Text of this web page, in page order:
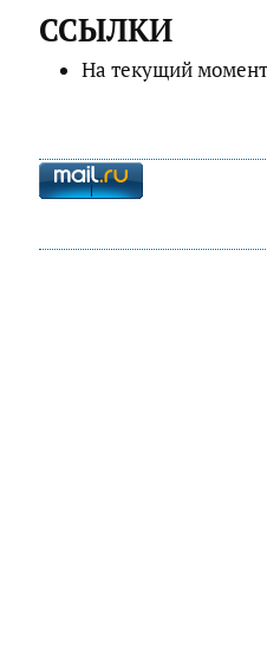
ССЫЛКИ
На текущий